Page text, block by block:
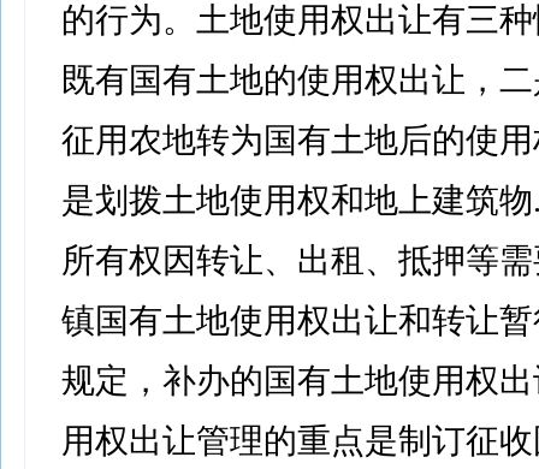
的行为。土地使用权出让有三
既有国有土地的使用权出让，
征用农地转为国有土地后的使
是划拨土地使用权和地上建筑
所有权因转让、出租、抵押等
镇国有土地使用权出让和转让
规定，补办的国有土地使用权
用权出让管理的重点是制订征